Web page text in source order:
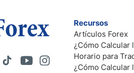
Recursos
Artículos Forex
¿Cómo Calcular
Horario para
¿Cómo Calcular